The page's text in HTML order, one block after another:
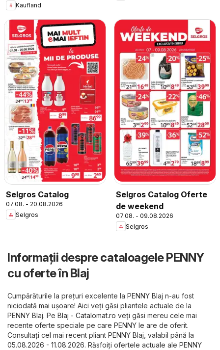
Kaufland
Selgros Catalog
07.08. - 20.08.2026
Selgros
Selgros Catalog Oferte
de weekend
07.08. - 09.08.2026
Selgros
Informații despre cataloagele PENNY
cu oferte în Blaj
Cumpărăturile la prețuri excelente la PENNY Blaj n-au fost
niciodată mai ușoare! Aici veți găsi pliantele actuale de la
PENNY Blaj. Pe Blaj - Catalomat.ro veți găsi mereu cele mai
recente oferte speciale pe care PENNY le are de oferit.
Consultați cel mai recent pliant PENNY Blaj, valabil până la
05.08.2026 - 11.08.2026. Răsfoiți ofertele actuale ale PENNY